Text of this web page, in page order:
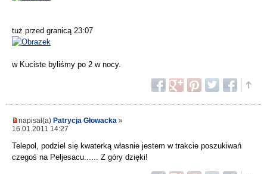
tuż przed granicą 23:07
w Kuciste byliśmy po 2 w nocy.
napisał(a) Patrycja Głowacka »
16.01.2011 14:27
Telepol, podziel się kwaterką własnie jestem w trakcie poszukiwań
czegoś na Peljesacu...... Z góry dzięki!